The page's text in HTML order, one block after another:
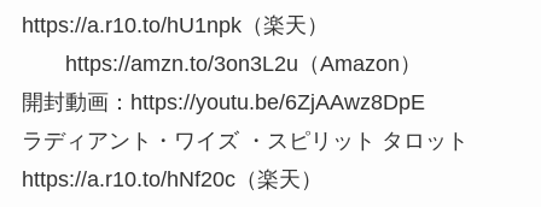
https://a.r10.to/hU1npk（楽天）
https://amzn.to/3on3L2u（Amazon）
開封動画：https://youtu.be/6ZjAAwz8DpE
ラディアント・ワイズ ・スピリット タロット
https://a.r10.to/hNf20c（楽天）